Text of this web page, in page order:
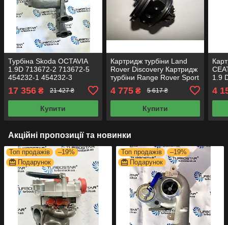
Турбіна Skoda OCTAVIA
1.9D 713672-2 713672-5
454232-1 454232-3
54399700017
54399880017
17 356 ₴ 21 427 ₴
Купити
Картридж турбіни Land
Rover Discovery Картридж
турбіни Range Rover Sport
778401-0005
4 775₴ 5 617 ₴
Купити
1.9
4
Акційні пропозиції та новинки
Топ продажів
–19%
Подарунок
Топ продажів
–19%
Подарунок